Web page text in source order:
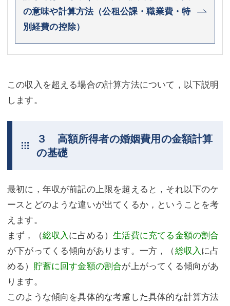
の意味や計算方法（公租公課・職業費・特
別経費の控除）
この収入を超える場合の計算方法について，以下説明
します。
３ 高額所得者の婚姻費用の金額計算
の基礎
最初に，年収が前記の上限を超えると，それ以下のケ
ースとどのような違いが出てくるか，ということを考
えます。
まず，（総収入に占める）生活費に充てる金額の割合
が下がってくる傾向があります。一方，（総収入に占
める） 貯蓄に回す金額の割合が上がってくる傾向があ
ります。
このような傾向を具体的な考慮した具体的な計算方法